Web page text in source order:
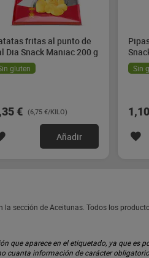
fritas al punto de
Dia Snack Maniac 200 g
gluten
€ (6,75 €/KILO)
Añadir
Sin
sección de Aceitunas. Todos los
que aparece en el etiquetado, ya que
información de carácter